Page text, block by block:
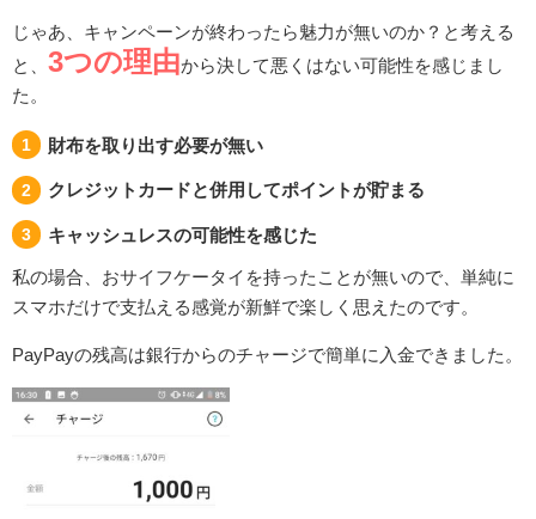
じゃあ、キャンペーンが終わったら魅力が無いのか？と考える
と、 3つの理由から決して悪くはない可能性を感じまし
た。
財布を取り出す必要が無い
クレジットカードと併用してポイントが貯まる
キャッシュレスの可能性を感じた
私の場合、おサイフケータイを持ったことが無いので、単純に
スマホだけで支払える感覚が新鮮で楽しく思えたのです。
PayPayの残高は銀行からのチャージで簡単に入金できました。